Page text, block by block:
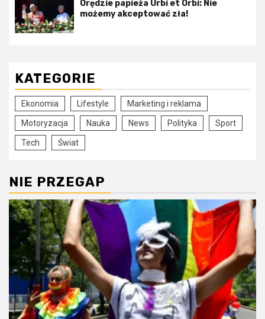
Orędzie papieża Urbi et Orbi: Nie
możemy akceptować zła!
KATEGORIE
Ekonomia Lifestyle Marketing i reklama
Motoryzacja Nauka News Polityka Sport
Tech Świat
NIE PRZEGAP